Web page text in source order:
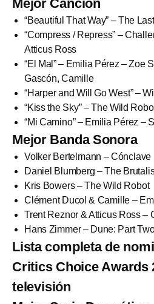
Mejor Canción
“Beautiful That Way” – The
“Compress / Repress” –
Atticus Ross
“El Mal” – Emilia Pérez – Zoe
Gascón, Camille
“Harper and Will Go West” –
“Kiss the Sky” – The Wild
“Mi Camino” – Emilia Pérez –
Mejor Banda Sonora
Volker Bertelmann – Cónclave
Daniel Blumberg – The
Kris Bowers – The Wild Robot
Clément Ducol & Camille –
Trent Reznor & Atticus Ross –
Hans Zimmer – Dune: Part
Lista completa de
Critics Choice Awards
televisión